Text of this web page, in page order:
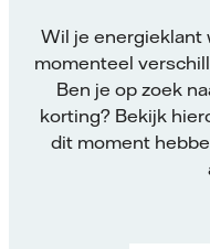
Wil je energieklant
momenteel
Ben je op zoek
korting? Bekijk
dit moment